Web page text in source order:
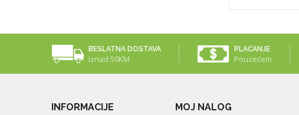
BESLATNA DOSTAVA
Iznad 50KM
PLAĆANJE
Pouzećem
INFORMACIJE MOJ NALOG